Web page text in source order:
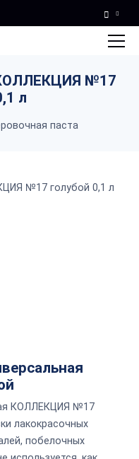
КОЛЛЕКЦИЯ №17
л
паста
КОЛЛЕКЦИЯ №17
лакокрасочных
побелочных